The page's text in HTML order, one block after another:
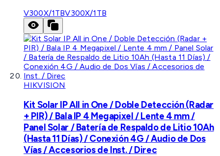
V300X/1TBV300X/1TB
HIKVISION
Kit Solar IP All in One / Doble Detección (Radar
+ PIR) / Bala IP 4 Megapixel / Lente 4 mm /
Panel Solar / Batería de Respaldo de Litio 10Ah
(Hasta 11 Días) / Conexión 4G / Audio de Dos
Vías / Accesorios de Inst. / Direc